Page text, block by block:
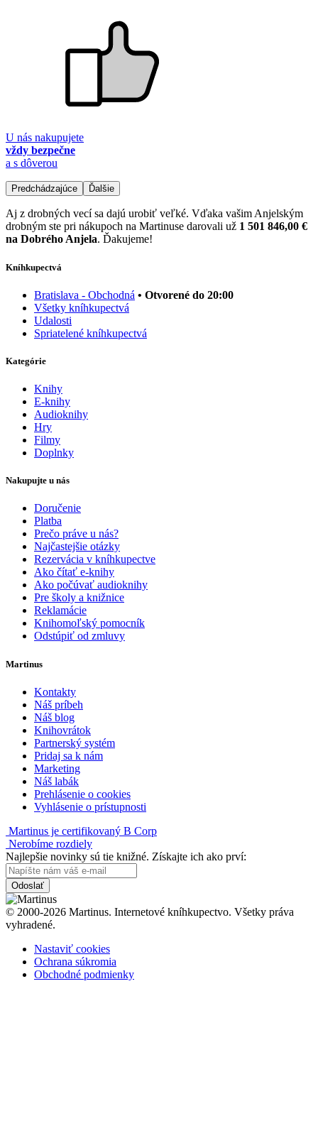
U nás nakupujete
vždy bezpečne
a s dôverou
Predchádzajúce Ďalšie
Aj z drobných vecí sa dajú urobiť veľké. Vďaka vašim Anjelským
drobným ste pri nákupoch na Martinuse darovali už 1 501 846,00 €
na Dobrého Anjela. Ďakujeme!
Kníhkupectvá
Bratislava - Obchodná • Otvorené do 20:00
Všetky kníhkupectvá
Udalosti
Spriatelené kníhkupectvá
Kategórie
Knihy
E-knihy
Audioknihy
Hry
Filmy
Doplnky
Nakupujte u nás
Doručenie
Platba
Prečo práve u nás?
Najčastejšie otázky
Rezervácia v kníhkupectve
Ako čítať e-knihy
Ako počúvať audioknihy
Pre školy a knižnice
Reklamácie
Knihomoľský pomocník
Odstúpiť od zmluvy
Martinus
Kontakty
Náš príbeh
Náš blog
Knihovrátok
Partnerský systém
Pridaj sa k nám
Marketing
Náš labák
Prehlásenie o cookies
Vyhlásenie o prístupnosti
Martinus je certifikovaný B Corp
Nerobíme rozdiely
Najlepšie novinky sú tie knižné. Získajte ich ako prví:
Odoslať
© 2000-2026 Martinus. Internetové kníhkupectvo. Všetky práva
vyhradené.
Nastaviť cookies
Ochrana súkromia
Obchodné podmienky